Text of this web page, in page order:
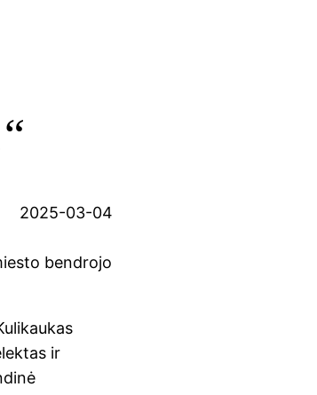
2025-03-04
bendrojo
ir